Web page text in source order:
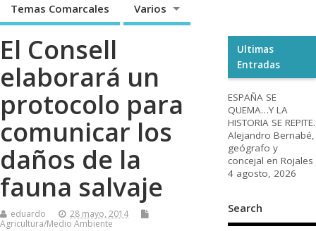
Temas Comarcales Varios
El Consell
elaborará un
protocolo para
comunicar los
daños de la
fauna salvaje
eduardo
28 mayo, 2014
Agricultura/Medio Ambiente
Ultimas
Entradas
ESPAÑA SE
QUEMA…Y LA
HISTORIA SE REPITE.
Alejandro Bernabé,
geógrafo y
concejal en Rojales
4 agosto, 2026
Search